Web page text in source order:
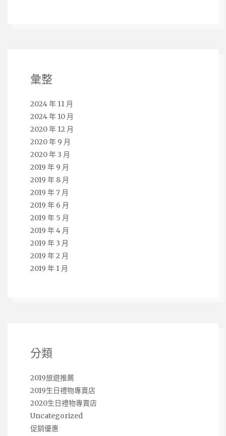
彙整
2024 年 11 月
2024 年 10 月
2020 年 12 月
2020 年 9 月
2020 年 3 月
2019 年 9 月
2019 年 8 月
2019 年 7 月
2019 年 6 月
2019 年 5 月
2019 年 4 月
2019 年 3 月
2019 年 2 月
2019 年 1 月
分類
2019旅遊推薦
2019生日禮物專賣店
2020生日禮物專賣店
Uncategorized
促銷優惠